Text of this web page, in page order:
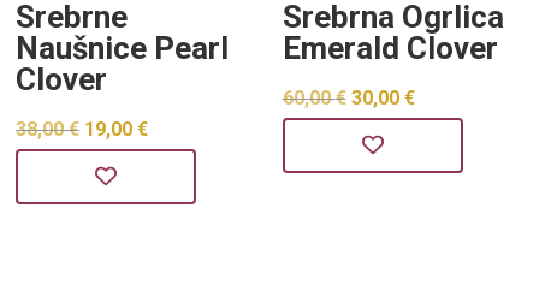
Srebrne
Naušnice Pearl
Clover
38,00€ Izvorna
cijena
bila
19,00€
je:
Srebrna Ogrlica
Emerald Clover
60,00€ Izvorna
cijena
bila
30,00 €
je: